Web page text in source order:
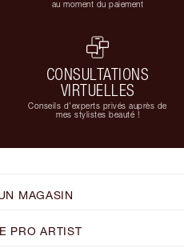
au moment du paiement
CONSULTATIONS
VIRTUELLES
Conseils d'experts privés auprès de
mes stylistes beauté !
MAGASIN
PRO ARTIST